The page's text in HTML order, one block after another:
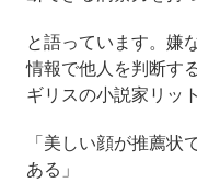
と語っています。嫌
情報で他人を判断す
ギリスの小説家リッ
「美しい顔が推薦
ある」